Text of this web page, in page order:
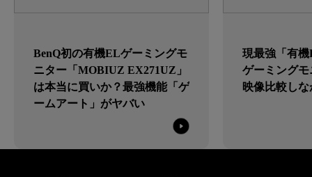
BenQ初の有機ELゲーミングモ
ニター「MOBIUZ EX271UZ」
は本当に買いか？最強機能「ゲ
ームアート」がヤバい
現最強「有
ゲーミング
映像比較し